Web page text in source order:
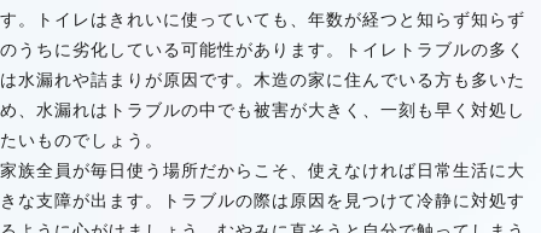
す。トイレはきれいに使っていても、年数が経つと知らず知らず
のうちに劣化している可能性があります。トイレトラブルの多く
は水漏れや詰まりが原因です。木造の家に住んでいる方も多いた
め、水漏れはトラブルの中でも被害が大きく、一刻も早く対処し
たいものでしょう。
家族全員が毎日使う場所だからこそ、使えなければ日常生活に大
きな支障が出ます。トラブルの際は原因を見つけて冷静に対処す